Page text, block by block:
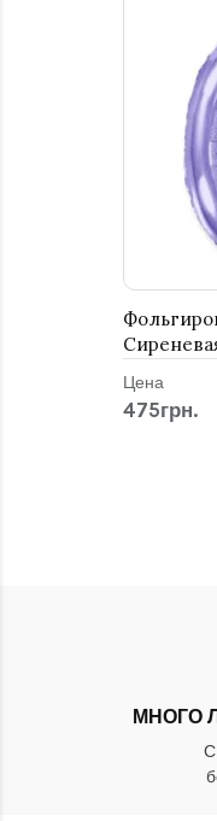
Цена
475грн.
МНОГО
С